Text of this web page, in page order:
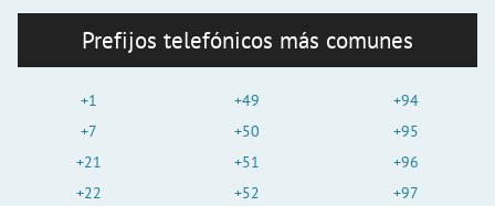
Prefijos telefónicos más comunes
+1
+7
+21
+22
+49
+50
+51
+52
+94
+95
+96
+97